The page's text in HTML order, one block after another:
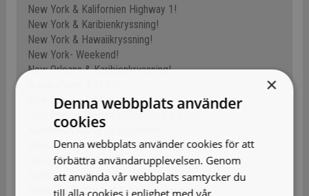
New York & Kalifornien Highway 1!
New York & Karibienkryssning!
New York & Hawaiikryssning!
New York- Weekend!
New Orleans & Karibienkryssning!
New Orleans & Miami!
Drömkombinationen Washington & Miami!
Karibienkryssning på Höstlovet!
Miami & Karibienkryssning med NCL!
Florida Keys & Key West!
Rundresa Florida!
Rundresa Florida inkl Bahamaskryssning!
×
Denna webbplats använder
cookies
Denna webbplats använder cookies för att
förbättra användarupplevelsen. Genom
att använda vår webbplats samtycker du
till alla cookies i enlighet med vår